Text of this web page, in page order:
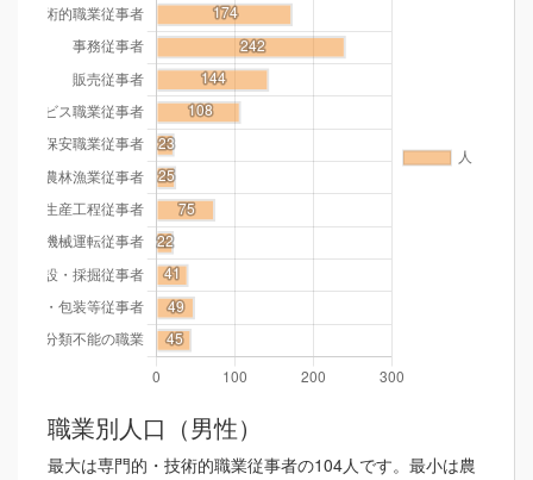
職業別人口（男性）
最大は専門的・技術的職業従事者の104人です。最小は農